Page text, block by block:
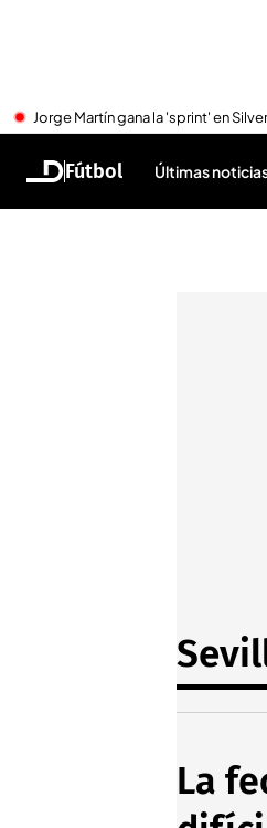
Jorge Martín gana la 'sprint' en
Fútbol Últimas
La